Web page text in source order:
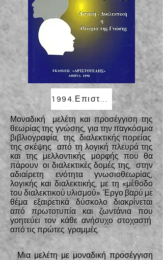
Μοναδική
μελέτη και προσέγγιση της
θεωρίας της γνώσης, για την παγκόσμια
βιβλιογραφία,
της
διαλεκτικής πορείας
της σκέψης
από τη λογική πλευρά της
και της μελλοντικής μορφής που θα
πάρουν οι διαλεκτικές δομές της,
στην
αδιαίρετη ενότητα γνωσιοθεωρίας,
λογικής και διαλεκτικής, με τη «μέθοδο
του διαλεκτικού υλισμού». Έργο βαρύ με
θέμα εξαιρετικά δύσκολο διακρίνεται
από πρωτοτυπία και ζωντάνια που
γοητεύει τον κάθε ανήσυχο στοχαστή
από τις πρώτες γραμμές.
Μια μελέτη με μοναδική προσέγγιση